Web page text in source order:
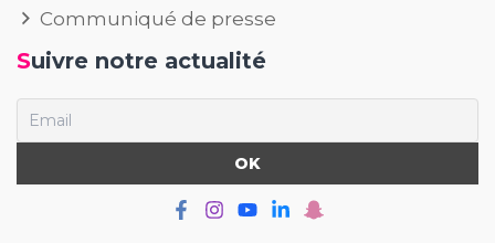
Communiqué de presse
Suivre notre actualité